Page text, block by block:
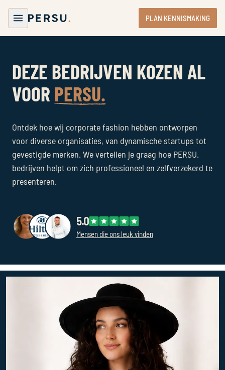
PLAN KENNISMAKING
DEZE BEDRIJVEN KOZEN AL
VOOR PERSU.
Ontdek hoe wij corporate fashion hebben ontworpen
voor diverse organisaties, van dynamische startups tot
gevestigde merken. We vertellen je graag hoe PERSU.
bedrijven helpt om zich professioneel en zelfverzekerd te
presenteren.
5.0
Mensen die ons leuk vinden